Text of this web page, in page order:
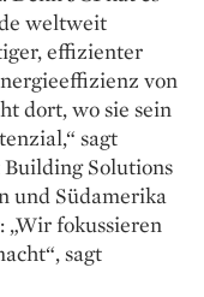
weltweit
effizienter
von
dort, wo sie sein
sagt
Building Solutions
und Südamerika
„Wir fokussieren
sagt